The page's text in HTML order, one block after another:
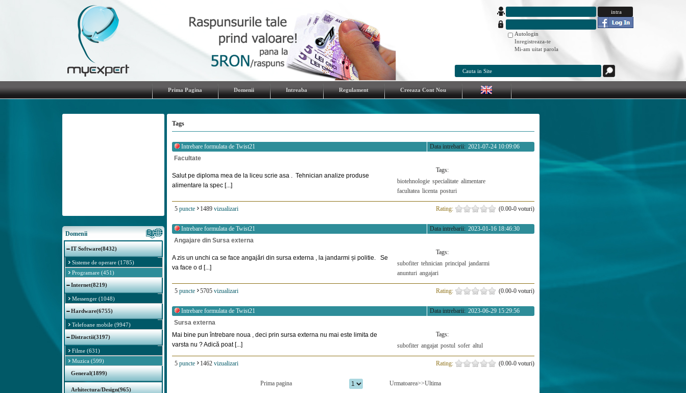
Autologin
Inregistreaza-te
Mi-am uitat parola
Prima Pagina Domenii Intreaba Regulament Creeaza Cont Nou
Domenii
IT Software(8432)
Sisteme de operare (1785)
Programare (451)
Internet(8219)
Messenger (1048)
Hardware(6755)
Telefoane mobile (9947)
Distractii(3197)
Filme (631)
Muzica (599)
General(1899)
Arhitectura/Design(965)
Tags
Intrebare formulata de Twist21 2021-07-24 10:09:06
Data intrebarii:
Facultate
Salut pe diploma mea de la liceu scrie asa . Tehnician analize produse
alimentare la spec [...]
Tags:
biotehnologie specialitate alimentare
facultatea licenta posturi
5 puncte 1489 vizualizari (0.00-0 voturi)
Rating:
Intrebare formulata de Twist21 2023-01-16 18:46:30
Data intrebarii:
Angajare din Sursa externa
A zis un unchi ca se face angajări din sursa externa , la jandarmi și politie. Se
va face o d [...]
Tags:
subofiter tehnician principal jandarmi
anunturi angajari
5 puncte 5705 vizualizari (0.00-0 voturi)
Rating:
Intrebare formulata de Twist21 2023-06-29 15:29:56
Data intrebarii:
Sursa externa
Mai bine pun întrebare noua , deci prin sursa externa nu mai este limita de
varsta nu ? Adică poat [...]
Tags:
subofiter angajat postul sofer altul
5 puncte 1462 vizualizari (0.00-0 voturi)
Rating:
Prima pagina Urmatoarea>>Ultima